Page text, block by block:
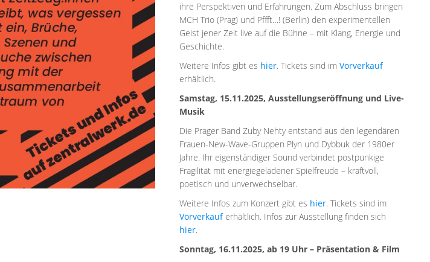
ihre Perspektiven und Erfahrungen. Zum Abschluss bringen
MCH Trio (Prag) und Pffft…! (Berlin) den experimentellen
Geist jener Zeit live auf die Bühne – mit Klang, Energie und
Geschichte.
Weitere Infos gibt es hier. Tickets sind im Vorverkauf
erhältlich.
Samstag, 15.11.2025, Ausstellungseröffnung und Live-
Musik
Die Prager Band Zuby Nehty entstand aus den legendären
Frauen-New-Wave-Gruppen Plyn und Dybbuk der 1980er
Jahre. Ihr eigenständiger Sound verbindet postpunkige
Fragilität mit energiegeladener Spielfreude – kraftvoll,
poetisch und unverwechselbar.
Weitere Infos zum Konzert gibt es hier. Tickets sind im
Vorverkauferhältlich. Infos zur Ausstellung finden sich
hier.
Sonntag, 16.11.2025, ab 19 Uhr – Präsentation & Film